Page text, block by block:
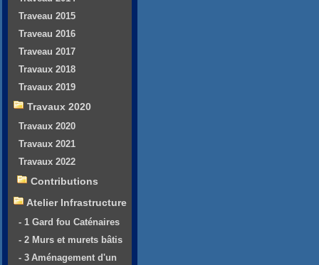
Traveau 2015
Traveau 2016
Traveau 2017
Travaux 2018
Travaux 2019
Travaux 2020
Travaux 2020
Travaux 2021
Travaux 2022
Contributions
Atelier Infrastructure
- 1 Gard fou Caténaires
- 2 Murs et murets bâtis
- 3 Aménagement d'un